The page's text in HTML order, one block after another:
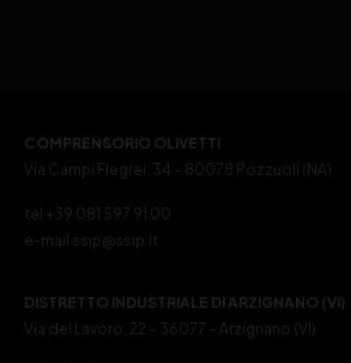
COMPRENSORIO OLIVETTI
Via Campi Flegrei, 34 – 80078 Pozzuoli (NA)
tel +39 081 597 91 00
e-mail ssip@ssip.it
DISTRETTO INDUSTRIALE DI ARZIGNANO (VI)
Via del Lavoro, 22 – 36077 – Arzignano (VI)